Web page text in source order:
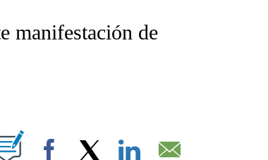
NEW PAGES ON "CNN - SPANISH".
manifestación de
ON "".